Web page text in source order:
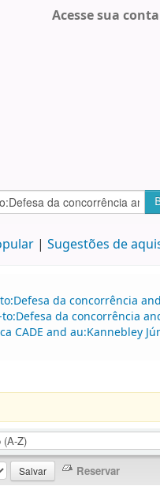
Acesse sua conta
Sugestões de
da concorrência
da concorrência
CADE and au:Kannebley